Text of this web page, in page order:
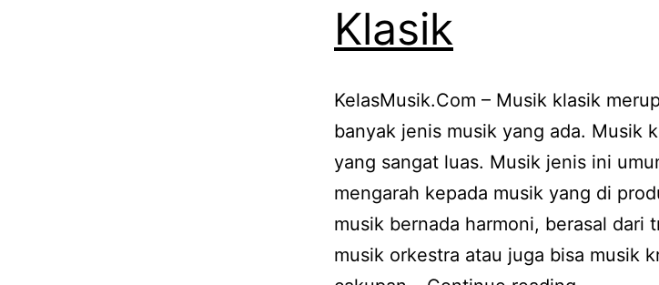
Klasik
KelasMusik.Com – Musik klasik
banyak jenis musik yang ada. Musik
yang sangat luas. Musik jenis ini
mengarah kepada musik yang di
musik bernada harmoni, berasal dari
musik orkestra atau juga bisa musik